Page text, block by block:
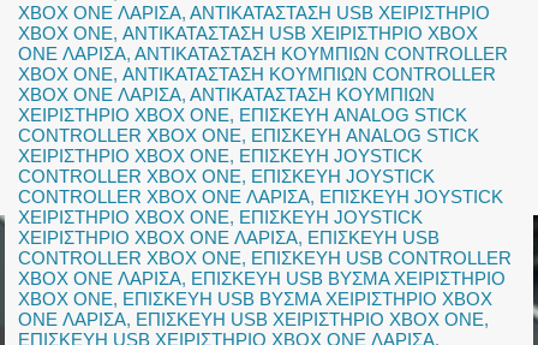
XBOX ONE ΛΑΡΙΣΑ,ΑΝΤΙΚΑΤΑΣΤΑΣΗ USB ΧΕΙΡΙΣΤΗΡΙΟ
XBOX ONE,ΑΝΤΙΚΑΤΑΣΤΑΣΗ USB ΧΕΙΡΙΣΤΗΡΙΟ XBOX
ONE ΛΑΡΙΣΑ,ΑΝΤΙΚΑΤΑΣΤΑΣΗ ΚΟΥΜΠΙΩΝ CONTROLLER
XBOX ONE,ΑΝΤΙΚΑΤΑΣΤΑΣΗ ΚΟΥΜΠΙΩΝ CONTROLLER
XBOX ONE ΛΑΡΙΣΑ,ΑΝΤΙΚΑΤΑΣΤΑΣΗ ΚΟΥΜΠΙΩΝ
ΧΕΙΡΙΣΤΗΡΙΟ XBOX ONE, ΕΠΙΣΚΕΥΗ ANALOG STICK
CONTROLLER XBOX ONE, ΕΠΙΣΚΕΥΗ ANALOG STICK
ΧΕΙΡΙΣΤΗΡΙΟ XBOX ONE, ΕΠΙΣΚΕΥΗ JOYSTICK
CONTROLLER XBOX ONE, ΕΠΙΣΚΕΥΗ JOYSTICK
CONTROLLER XBOX ONE ΛΑΡΙΣΑ, ΕΠΙΣΚΕΥΗ JOYSTICK
ΧΕΙΡΙΣΤΗΡΙΟ XBOX ONE, ΕΠΙΣΚΕΥΗ JOYSTICK
ΧΕΙΡΙΣΤΗΡΙΟ XBOX ONE ΛΑΡΙΣΑ, ΕΠΙΣΚΕΥΗ USB
CONTROLLER XBOX ONE, ΕΠΙΣΚΕΥΗ USB CONTROLLER
XBOX ONE ΛΑΡΙΣΑ, ΕΠΙΣΚΕΥΗ USB ΒΥΣΜΑ ΧΕΙΡΙΣΤΗΡΙΟ
XBOX ONE, ΕΠΙΣΚΕΥΗ USB ΒΥΣΜΑ ΧΕΙΡΙΣΤΗΡΙΟ XBOX
ONE ΛΑΡΙΣΑ, ΕΠΙΣΚΕΥΗ USB ΧΕΙΡΙΣΤΗΡΙΟ XBOX ONE,
ΕΠΙΣΚΕΥΗ USB ΧΕΙΡΙΣΤΗΡΙΟ XBOX ONE ΛΑΡΙΣΑ,